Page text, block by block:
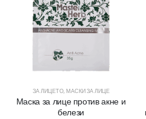
ЗА ЛИЦЕТО,МАСКИ ЗА ЛИЦЕ
Маска за лице против акне и
белези